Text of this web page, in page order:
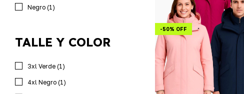
Negro (1)
TALLE Y COLOR
3xl Verde (1)
4xl Negro (1)
-50% OFF